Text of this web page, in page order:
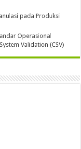
pada Produksi
Operasional
Validation (CSV)